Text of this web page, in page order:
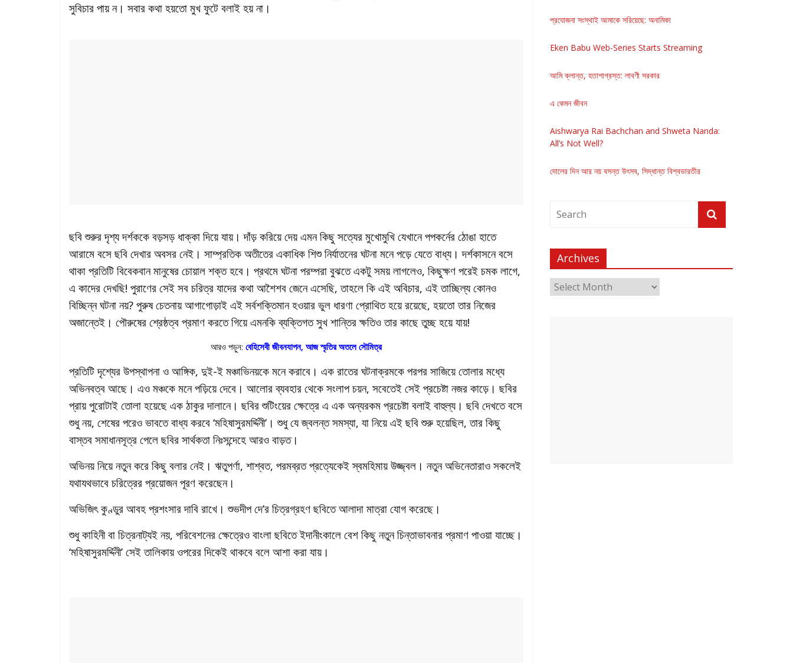
সুবিচার পায় ন। সবার কথা হয়তো মুখ ফুটে বলাই হয় না।
ছবি শুরুর দৃশ্য দর্শককে বড়সড় ধাক্কা দিয়ে যায়। দাঁড় করিয়ে দেয় এমন কিছু সত্যের মুখোমুখি যেখানে পপকর্নের ঠোঙা হাতে
আরামে বসে ছবি দেখার অবসর নেই। সাম্প্রতিক অতীতের একাধিক শিশু নির্যাতনের ঘটনা মনে পড়ে যেতে বাধ্য। দর্শকাসনে বসে
থাকা প্রতিটি বিবেকবান মানুষের চোয়াল শক্ত হবে। প্রথমে ঘটনা পরম্পরা বুঝতে একটু সময় লাগলেও, কিছুক্ষণ পরেই চমক লাগে,
এ কাদের দেখছি! পুরাণের সেই সব চরিত্র যাদের কথা আশৈশব জেনে এসেছি, তাহলে কি এই অবিচার, এই তাচ্ছিল্য কোনও
বিচ্ছিন্ন ঘটনা নয়? পুরুষ চেতনায় আগাগোড়াই এই সর্বশক্তিমান হওয়ার ভুল ধারণা প্রোথিত হয়ে রয়েছে, হয়তো তার নিজের
অজান্তেই। পৌরুষের শ্রেষ্ঠত্ব প্রমাণ করতে গিয়ে এমনকি ব্যক্তিগত সুখ শান্তির ক্ষতিও তার কাছে তুচ্ছ হয়ে যায়!
আরও পড়ুন: বেহিসেবী জীবনযাপন, আজ স্মৃতির অতলে সৌমিত্র
প্রতিটি দৃশ্যের উপস্থাপনা ও আঙ্গিক, দুই-ই মঞ্চাভিনয়কে মনে করাবে। এক রাতের ঘটনাক্রমকে পরপর সাজিয়ে তোলার মধ্যে
অভিনবত্ব আছে। এও মঞ্চকে মনে পড়িয়ে দেবে। আলোর ব্যবহার থেকে সংলাপ চয়ন, সবেতেই সেই প্রচেষ্টা নজর কাড়ে। ছবির
প্রায় পুরোটাই তোলা হয়েছে এক ঠাকুর দালানে। ছবির শুটিংয়ের ক্ষেত্রে এ এক অন্যরকম প্রচেষ্টা বলাই বাহুল্য। ছবি দেখতে বসে
শুধু নয়, শেষের পরেও ভাবতে বাধ্য করবে ‘মহিষাসুরমর্দ্দিনী’। শুধু যে জ্বলন্ত সমস্যা, যা নিয়ে এই ছবি শুরু হয়েছিল, তার কিছু
বাস্তব সমাধানসূত্র পেলে ছবির সার্থকতা নিঃসন্দেহে আরও বাড়ত।
অভিনয় নিয়ে নতুন করে কিছু বলার নেই। ঋতুপর্ণা, শাশ্বত, পরমব্রত প্রত্যেকেই স্বমহিমায় উজ্জ্বল। নতুন অভিনেতারাও সকলেই
যথাযথভাবে চরিত্রের প্রয়োজন পূরণ করেছেন।
অভিজিৎ কুণ্ডুর আবহ প্রশংসার দাবি রাখে। শুভদীপ দে’র চিত্রগ্রহণ ছবিতে আলাদা মাত্রা যোগ করেছে।
শুধু কাহিনী বা চিত্রনাট্যই নয়, পরিবেশনের ক্ষেত্রেও বাংলা ছবিতে ইদানীংকালে বেশ কিছু নতুন চিন্তাভাবনার প্রমাণ পাওয়া যাচ্ছে।
‘মহিষাসুরমর্দ্দিনী’ সেই তালিকায় ওপরের দিকেই থাকবে বলে আশা করা যায়।
প্রযোজনা সংস্থাই আমাকে সরিয়েছে: অনামিকা
Eken Babu Web-Series Starts Streaming
আমি ক্লান্ত, হতাশাগ্রস্ত: লাবণী সরকার
এ কেমন জীবন
Aishwarya Rai Bachchan and Shweta Nanda:
All’s Not Well?
দোলের দিন আর নয় বসন্ত উৎসব, সিদ্ধান্ত বিশ্বভারতীর
Archives